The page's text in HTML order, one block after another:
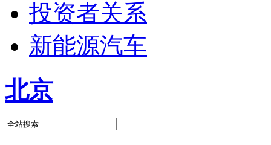
投资者关系
新能源汽车
北京